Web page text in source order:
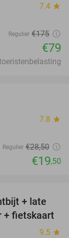
7.4 star
Regulier €175
€79
7.8 star
Regulier €28,50
€19,50
59%
+ late
+ fietskaart
9.5 star